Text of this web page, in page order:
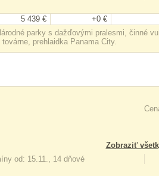
5 439 € +0 €
parky s dažďovými pralesmi, činné
prehlaidka Panama City.
Zobraziť
od: 15.11., 14 dňové